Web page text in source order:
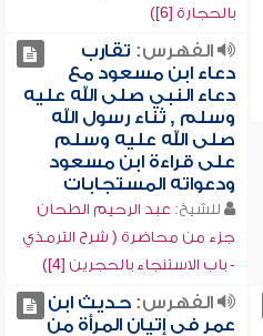
بالحجارة [6])
الفهرس: تقارب
دعاء ابن مسعود مع
دعاء النبي صلى الله عليه
وسلم , ثناء رسول الله
صلى الله عليه وسلم
على قراءة ابن مسعود
ودعواته المستجابات
للشيخ: عبد الرحيم الطحان
جزء من محاضرة ( شرح الترمذي
- باب الاستنجاء بالحجرين [4])
الفهرس:حديث ابن
عمر في إتيان المرأة من